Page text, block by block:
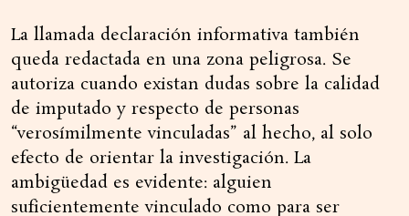
La llamada declaración informativa también
queda redactada en una zona peligrosa. Se
autoriza cuando existan dudas sobre la calidad
de imputado y respecto de personas
“verosímilmente vinculadas” al hecho, al solo
efecto de orientar la investigación. La
ambigüedad es evidente: alguien
suficientemente vinculado como para ser